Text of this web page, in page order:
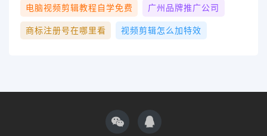
电脑视频剪辑教程自学免费 广州品牌推广公司
商标注册号在哪里看 视频剪辑怎么加特效